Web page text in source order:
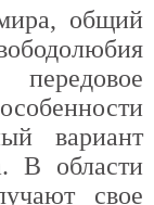
общий
передовое
вариант
В области
свое